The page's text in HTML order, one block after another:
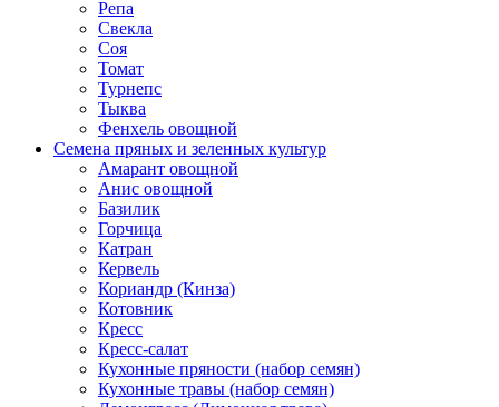
Репа
Свекла
Соя
Томат
Турнепс
Тыква
Фенхель овощной
Семена пряных и зеленных культур
Амарант овощной
Анис овощной
Базилик
Горчица
Катран
Кервель
Кориандр (Кинза)
Котовник
Кресс
Кресс-салат
Кухонные пряности (набор семян)
Кухонные травы (набор семян)